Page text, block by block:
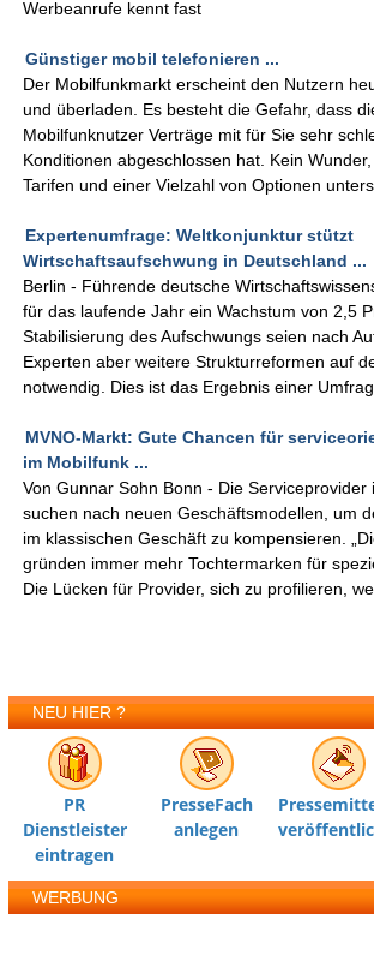
Werbeanrufe kennt fast
Günstiger mobil telefonieren ...
Der Mobilfunkmarkt erscheint den Nutzern
und überladen. Es besteht die Gefahr, dass
Mobilfunknutzer Verträge mit für Sie sehr
Konditionen abgeschlossen hat. Kein
Tarifen und einer Vielzahl von Optionen
Expertenumfrage: Weltkonjunktur stützt
Wirtschaftsaufschwung in Deutschland ...
Berlin - Führende deutsche
für das laufende Jahr ein Wachstum von 2,5
Stabilisierung des Aufschwungs seien nach
Experten aber weitere Strukturreformen auf
notwendig. Dies ist das Ergebnis einer
MVNO-Markt: Gute Chancen für
im Mobilfunk ...
Von Gunnar Sohn Bonn - Die Serviceprovider
suchen nach neuen Geschäftsmodellen, um
im klassischen Geschäft zu kompensieren.
gründen immer mehr Tochtermarken für
Die Lücken für Provider, sich zu profilieren,
NEU HIER ?
PR
Dienstleister
eintragen
PresseFach
anlegen
WERBUNG